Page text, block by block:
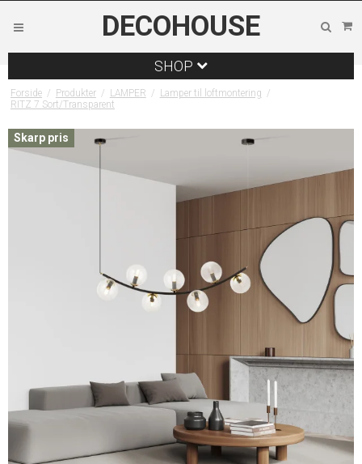
DECOHOUSE
SHOP
Forside / Produkter / LAMPER / Lamper til loftmontering /
RITZ 7 Sort/Transparent
Skarp pris